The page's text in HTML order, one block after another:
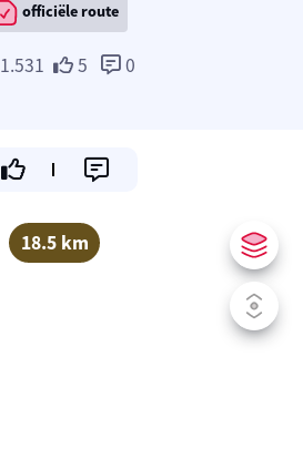
officiële route
1.531 5 0
18.5 km